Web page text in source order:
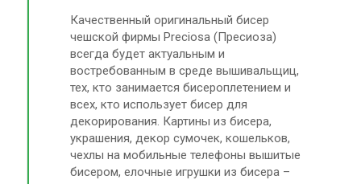
Качественный оригинальный бисер
чешской фирмы Preciosa (Пресиоза)
всегда будет актуальным и
востребованным в среде вышивальщиц,
тех, кто занимается бисероплетением и
всех, кто использует бисер для
декорирования. Картины из бисера,
украшения, декор сумочек, кошельков,
чехлы на мобильные телефоны вышитые
бисером, елочные игрушки из бисера –